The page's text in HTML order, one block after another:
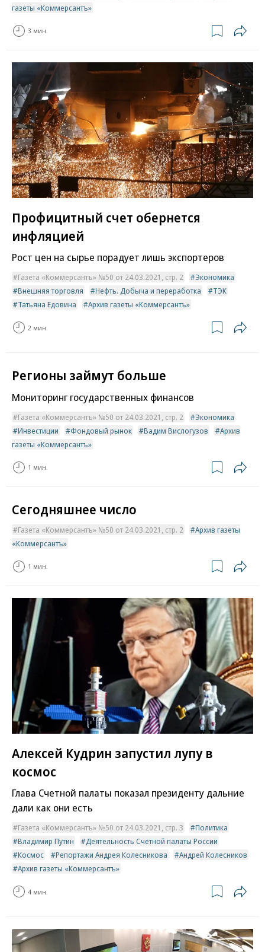
газеты «Коммерсантъ»
3 мин.
Профицитный счет обернется
инфляцией
Рост цен на сырье порадует лишь экспортеров
Газета «Коммерсантъ» №50 от 24.03.2021, стр. 2
Экономика
Внешняя торговля
Нефть. Добыча и переработка
ТЭК
Татьяна Едовина
Архив газеты «Коммерсантъ»
2 мин.
Регионы займут больше
Мониторинг государственных финансов
Газета «Коммерсантъ» №50 от 24.03.2021, стр. 2
Экономика
Инвестиции
Фондовый рынок Вадим Вислогузов
Архив
газеты «Коммерсантъ»
1 мин.
Сегодняшнее число
Газета «Коммерсантъ» №50 от 24.03.2021, стр. 2
Архив газеты
«Коммерсантъ»
1 мин.
Алексей Кудрин запустил лупу в
космос
Глава Счетной палаты показал президенту дальние
дали как они есть
Газета «Коммерсантъ» №50 от 24.03.2021, стр. 3
Политика
Владимир Путин
Деятельность Счетной палаты России
Космос
Репортажи Андрея Колесникова
Андрей Колесников
Архив газеты «Коммерсантъ»
4 мин.